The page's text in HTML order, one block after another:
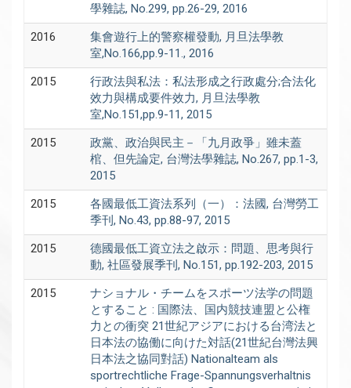
學雜誌, No.299, pp.26-29, 2016
2016
集會遊行上的警察權發動, 月旦法學教
室,No.166,pp.9-11., 2016
2015
行政法與私法：私法形成之行政處分;合法化
效力與構成要件效力, 月旦法學教
室,No.151,pp.9-11, 2015
2015
政黨、政治與民主－「九月政爭」雖未蓋
棺、但先論定, 台灣法學雜誌, No.267, pp.1-3,
2015
2015
各國最低工資法系列（一）：法國, 台灣勞工
季刊, No.43, pp.88-97, 2015
2015
德國最低工資立法之啟示：問題、思考與行
動, 社區發展季刊, No.151, pp.192-203, 2015
2015
ナショナル・チームをスポーツ法学の問題
とすること : 国際法、国内競技連盟と公権
力との衝突 21世紀アジアにおける台湾法と
日本法の協働に向けた対話(21世紀台灣法興
日本法之協同對話) Nationalteam als
sportrechtliche Frage-Spannungsverhaltnis